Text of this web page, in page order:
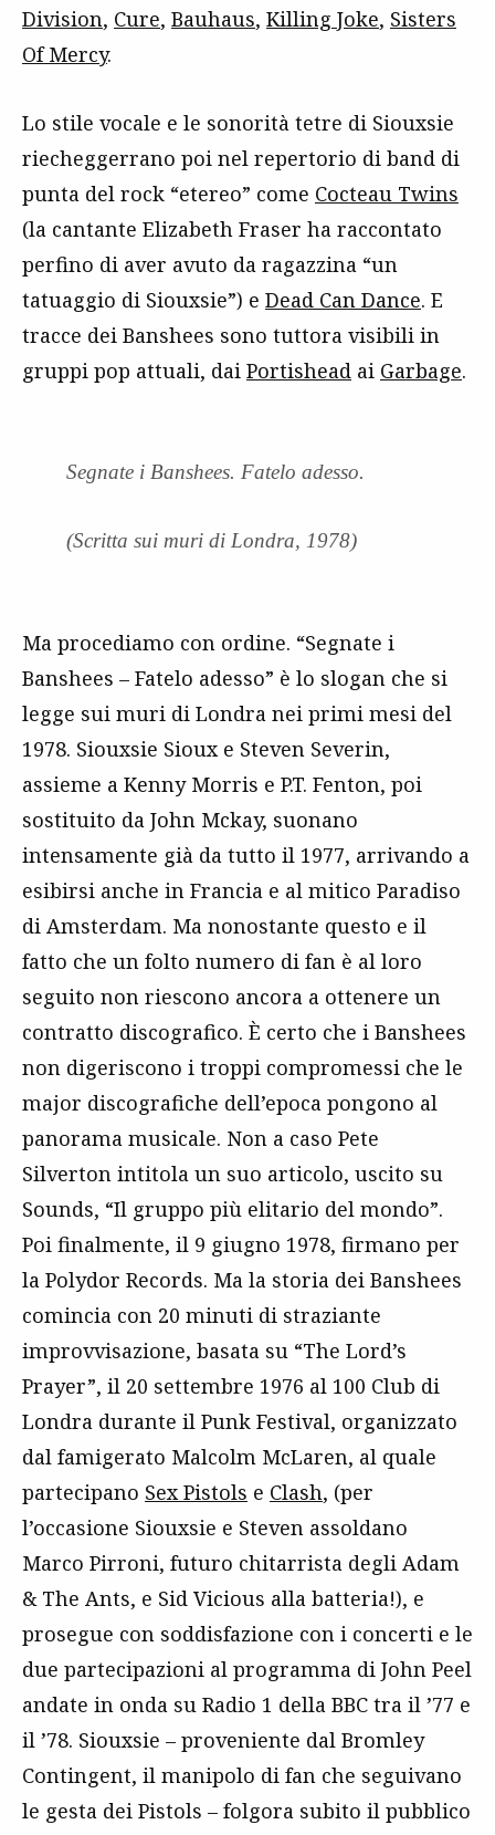
Division, Cure, Bauhaus, Killing Joke, Sisters
Of Mercy.
Lo stile vocale e le sonorità tetre di Siouxsie
riecheggerrano poi nel repertorio di band di
punta del rock “etereo” come Cocteau Twins
(la cantante Elizabeth Fraser ha raccontato
perfino di aver avuto da ragazzina “un
tatuaggio di Siouxsie”) e Dead Can Dance. E
tracce dei Banshees sono tuttora visibili in
gruppi pop attuali, dai Portishead ai Garbage.
Segnate i Banshees. Fatelo adesso.
(Scritta sui muri di Londra, 1978)
Ma procediamo con ordine. “Segnate i
Banshees – Fatelo adesso” è lo slogan che si
legge sui muri di Londra nei primi mesi del
1978. Siouxsie Sioux e Steven Severin,
assieme a Kenny Morris e P.T. Fenton, poi
sostituito da John Mckay, suonano
intensamente già da tutto il 1977, arrivando a
esibirsi anche in Francia e al mitico Paradiso
di Amsterdam. Ma nonostante questo e il
fatto che un folto numero di fan è al loro
seguito non riescono ancora a ottenere un
contratto discografico. È certo che i Banshees
non digeriscono i troppi compromessi che le
major discografiche dell’epoca pongono al
panorama musicale. Non a caso Pete
Silverton intitola un suo articolo, uscito su
Sounds, “Il gruppo più elitario del mondo”.
Poi finalmente, il 9 giugno 1978, firmano per
la Polydor Records. Ma la storia dei Banshees
comincia con 20 minuti di straziante
improvvisazione, basata su “The Lord’s
Prayer”, il 20 settembre 1976 al 100 Club di
Londra durante il Punk Festival, organizzato
dal famigerato Malcolm McLaren, al quale
partecipano Sex Pistols e Clash, (per
l’occasione Siouxsie e Steven assoldano
Marco Pirroni, futuro chitarrista degli Adam
& The Ants, e Sid Vicious alla batteria!), e
prosegue con soddisfazione con i concerti e le
due partecipazioni al programma di John Peel
andate in onda su Radio 1 della BBC tra il ’77 e
il ’78. Siouxsie – proveniente dal Bromley
Contingent, il manipolo di fan che seguivano
le gesta dei Pistols – folgora subito il pubblico